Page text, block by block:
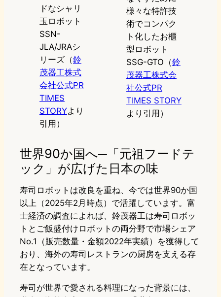
ドなシャリ
玉ロボット
SSN-
JLA/JRAシ
リーズ（鈴
茂器工株式
会社公式PR
TIMES
STORYより
引用）
様々な特許技
術でコンパク
ト化したお櫃
型ロボット
SSG-GTO（鈴
茂器工株式会
社公式PR
TIMES STORY
より引用）
世界90か国へ─「元祖フードテ
ック」が広げた日本の味
寿司ロボットは改良を重ね、今では世界90か国
以上（2025年2月時点）で活躍しています。富
士経済の調査によれば、鈴茂器工は寿司ロボッ
トとご飯盛付けロボットの両分野で市場シェア
No.1（販売数量・金額2022年実績）を獲得して
おり、海外の寿司レストランの厨房を支える存
在となっています。
寿司が世界で愛される料理になった背景には、